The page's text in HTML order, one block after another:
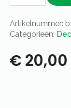
Artikelnummer:
Categorieën:
€ 20,00